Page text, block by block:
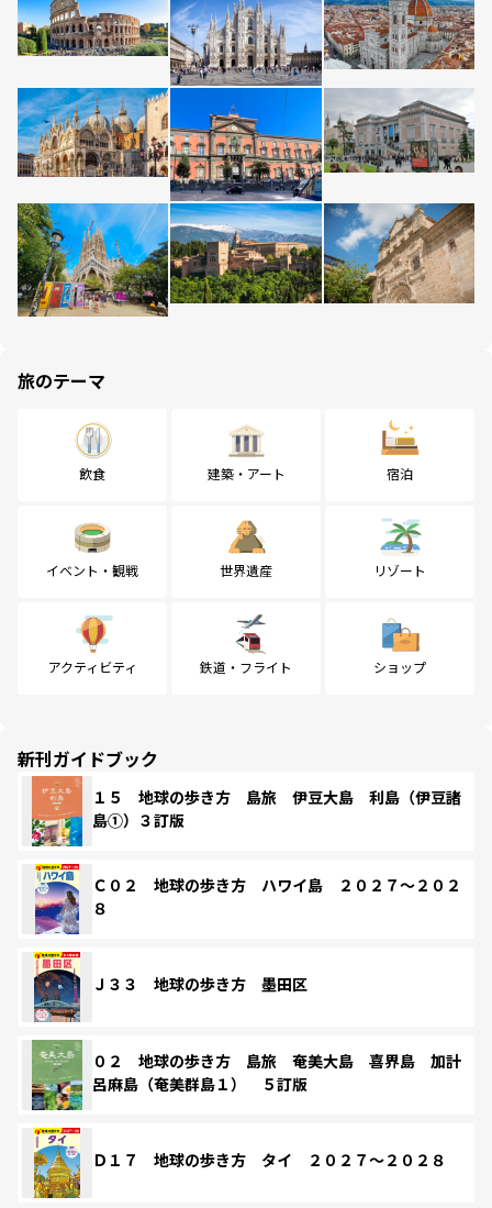
旅のテーマ
飲食 建築・アート 宿泊
イベント・観戦 世界遺産 リゾート
アクティビティ 鉄道・フライト ショップ
新刊ガイドブック
１５ 地球の歩き方 島旅 伊豆大島 利島（伊豆諸
島①）３訂版
Ｃ０２ 地球の歩き方 ハワイ島 ２０２７～２０２
８
Ｊ３３ 地球の歩き方 墨田区
０２ 地球の歩き方 島旅 奄美大島 喜界島 加計
呂麻島（奄美群島１） ５訂版
Ｄ１７ 地球の歩き方 タイ ２０２７～２０２８